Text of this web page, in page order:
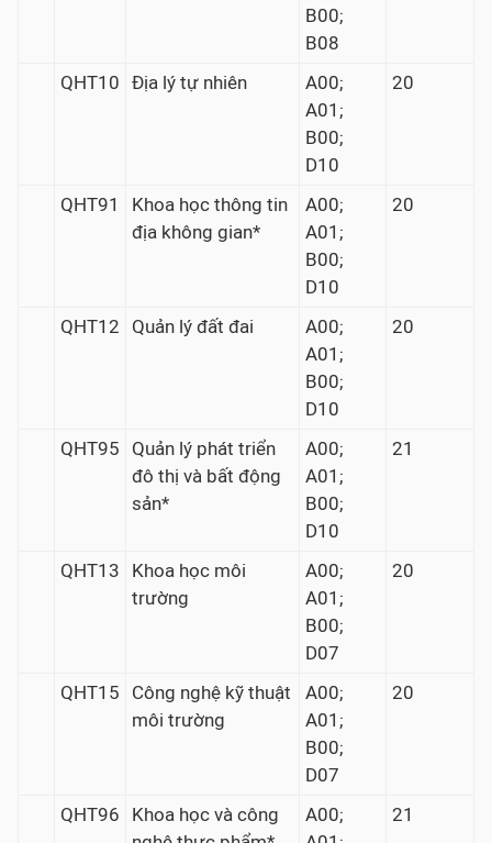
B00;
B08
QHT10 Địa lý tự nhiên
A00;
A01;
B00;
D10
20
QHT91
Khoa học thông tin
địa không gian*
A00;
A01;
B00;
D10
20
QHT12 Quản lý đất đai
A00;
A01;
B00;
D10
20
QHT95
Quản lý phát triển
đô thị và bất động
sản*
A00;
A01;
B00;
D10
21
QHT13
Khoa học môi
trường
A00;
A01;
B00;
D07
20
QHT15
Công nghệ kỹ thuật
môi trường
A00;
A01;
B00;
D07
20
QHT96
Khoa học và công
A00;
21